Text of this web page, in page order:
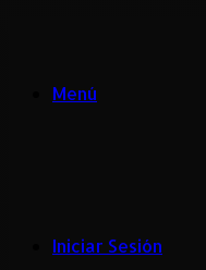
Menú
Iniciar Sesión